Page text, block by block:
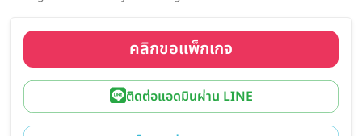
คลิกขอแพ็กเกจ
ติดต่อแอดมินผ่าน LINE